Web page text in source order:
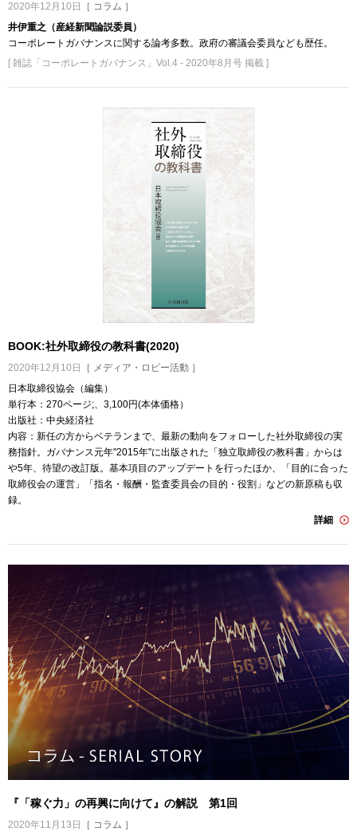
2020年12月10日
［ コラム ］
井伊重之（産経新聞論説委員）
コーポレートガバナンスに関する論考多数。政府の審議会委員なども歴任。
[ 雑誌「コーポレートガバナンス」Vol.4 - 2020年8月号 掲載 ]
BOOK:社外取締役の教科書(2020)
2020年12月10日
［ メディア・ロビー活動 ］
日本取締役協会（編集）
単行本：270ページ;、3,100円(本体価格）
出版社：中央経済社
内容：新任の方からベテランまで、最新の動向をフォローした社外取締役の実
務指針。ガバナンス元年"2015年"に出版された「独立取締役の教科書」からは
や5年、待望の改訂版。基本項目のアップデートを行ったほか、「目的に合った
取締役会の運営」「指名・報酬・監査委員会の目的・役割」などの新原稿も収
録。
詳細
『「稼ぐ力」の再興に向けて』の解説 第1回
2020年11月13日 ［ コラム ］